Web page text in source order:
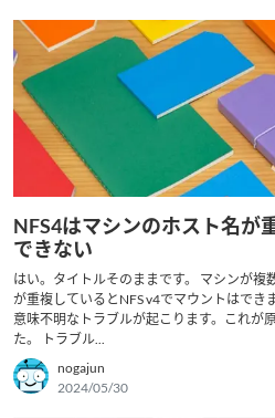
NFS4はマシンのホスト名が
できない
はい。タイトルそのままです。 マシンが複
が重複しているとNFS v4でマウントはでき
意味不明なトラブルが起こります。これが
た。 トラブル...
nogajun
2024/05/30